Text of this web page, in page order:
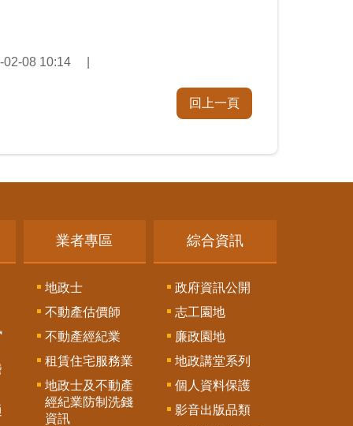
02-08 10:14
回上一頁
業者專區
地政士
不動產估價師
不動產經紀業
租賃住宅服務業
地政士及不動產
經紀業防制洗錢
資訊
綜合資訊
政府資訊公開
志工園地
廉政園地
地政講堂系列
個人資料保護
影音出版品類